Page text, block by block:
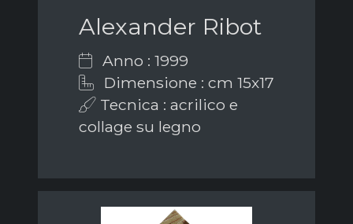
Alexander Ribot
Anno : 1999
Dimensione : cm 15x17
Tecnica : acrilico e
collage su legno